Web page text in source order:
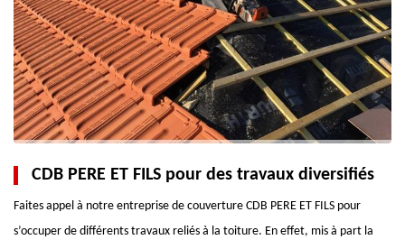
CDB PERE ET FILS pour des travaux diversifiés
Faites appel à notre entreprise de couverture CDB PERE ET FILS pour
s’occuper de différents travaux reliés à la toiture. En effet, mis à part la